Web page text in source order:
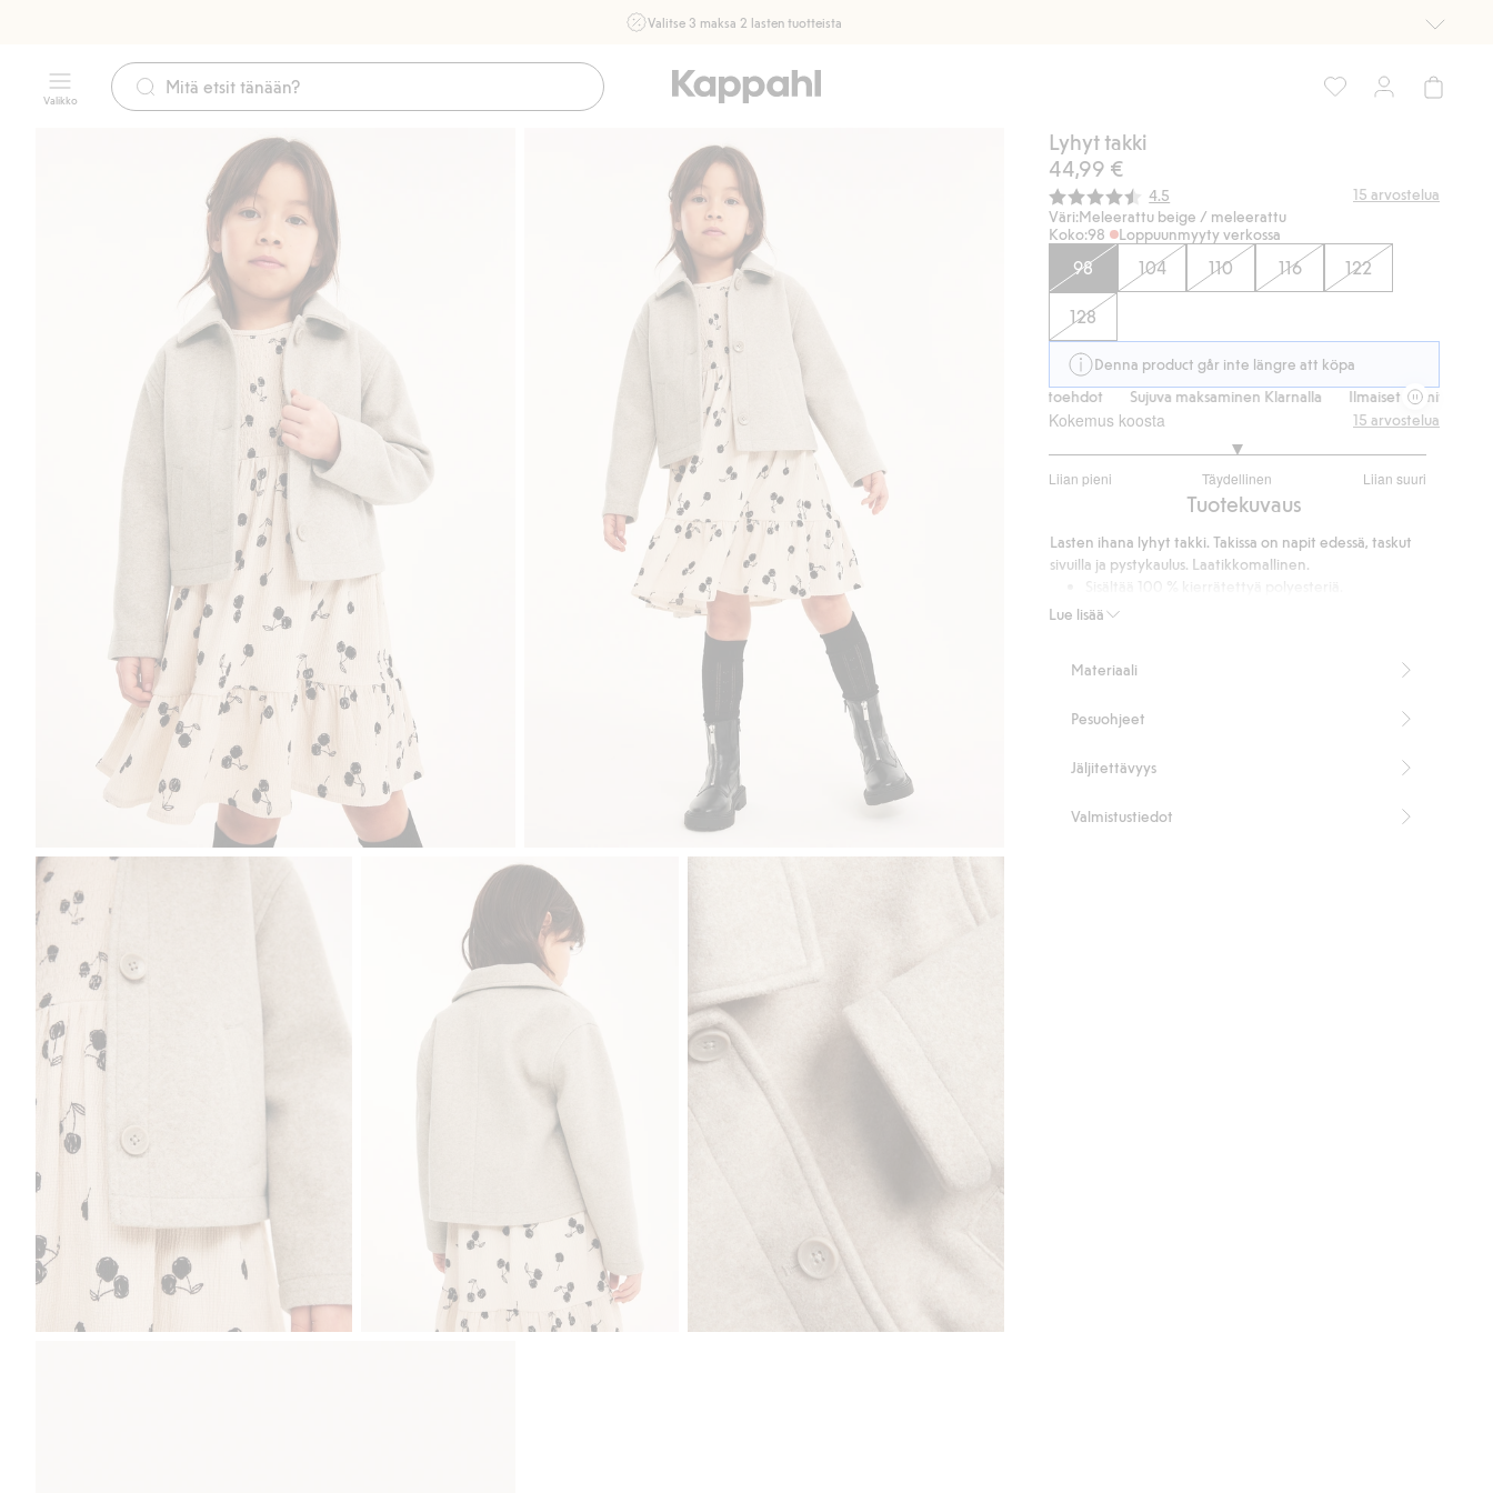
Valitse 3 maksa 2 lasten tuotteista
16.8. asti myymälässä ja verkossa. Ei voi yhdistää muihin
alennuksiin tai tarjouksiin.
Valikko
Lyhyt takki
44,99 €
Keskimääräinen luokitus:
4.5 15 arvostelua
Väri:Meleerattu beige / meleerattu
Koko:98 Loppuunmyyty verkossa
98 104 110 116 122
128
Denna product går inte längre att köpa
Sujuva maksaminen Klarnalla
Ilmaiset toimitusvaihtoehdot Sujuva maksaminen Klarnalla Ilmaiset toimitusvaihtoehdot
Kokemus koosta
Liian pieni Täydellinen Liian suuri
/
ääneen
15 arvostelua
Tuotekuvaus
Lue lisää
Lasten ihana lyhyt takki. Takissa on napit edessä, taskut
sivuilla ja pystykaulus. Laatikkomallinen.
Tuotenumero
Materiaali
Pesuohjeet
Jäljitettävyys
Valmistustiedot